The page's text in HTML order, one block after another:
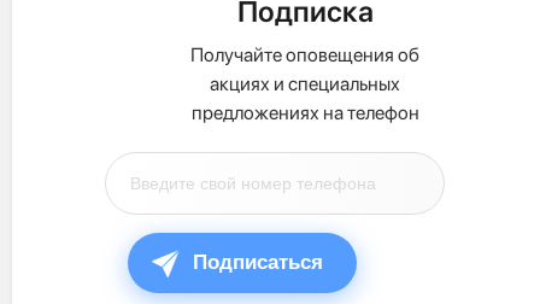
Подписка
Получайте оповещения об
акциях и специальных
предложениях на телефон
Подписаться